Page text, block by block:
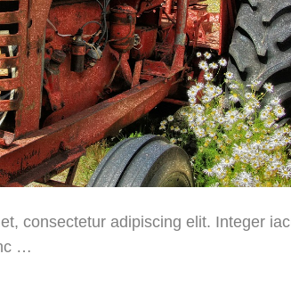
consectetur adipiscing elit. Integer
…